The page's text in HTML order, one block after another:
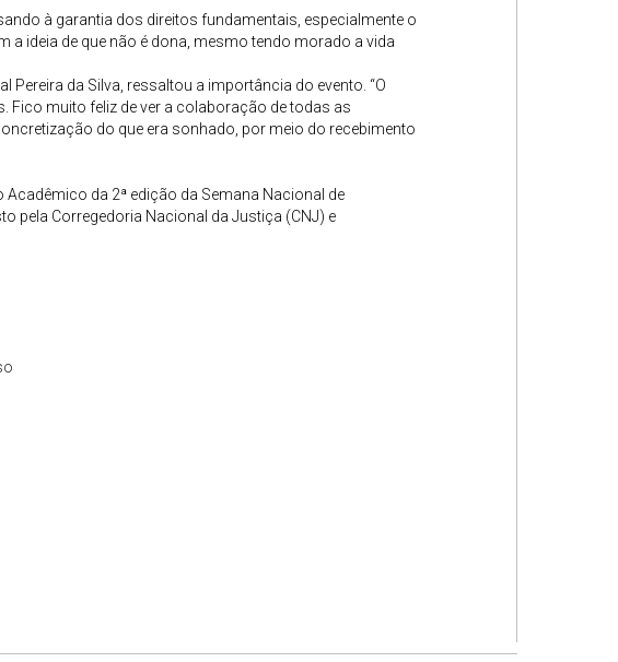
à garantia dos direitos fundamentais, especialmente o
a ideia de que não é dona, mesmo tendo morado a vida
da Silva, ressaltou a importância do evento. “O
Fico muito feliz de ver a colaboração de todas as
do que era sonhado, por meio do recebimento
da 2ª edição da Semana Nacional de
pela Corregedoria Nacional da Justiça (CNJ) e